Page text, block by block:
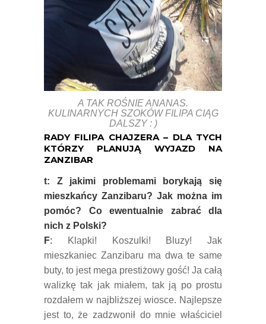
A TAK ROŚNIE ANANAS.
KULINARNYCH SZOKÓW FILIPA CIĄG
DALSZY : )
RADY FILIPA CHAJZERA – DLA TYCH
KTÓRZY PLANUJĄ WYJAZD NA
ZANZIBAR
t: Z jakimi problemami borykają się
mieszkańcy Zanzibaru? Jak można im
pomóc? Co ewentualnie zabrać dla
nich z Polski?
F: Klapki! Koszulki! Bluzy! Jak
mieszkaniec Zanzibaru ma dwa te same
buty, to jest mega prestiżowy gość! Ja całą
walizkę tak jak miałem, tak ją po prostu
rozdałem w najbliższej wiosce. Najlepsze
jest to, że zadzwonił do mnie właściciel